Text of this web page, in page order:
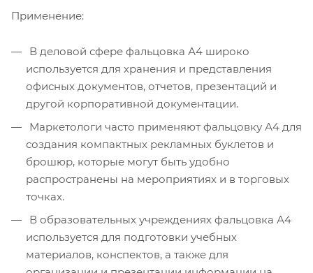
Применение:
В деловой сфере фальцовка А4 широко
используется для хранения и представления
офисных документов, отчетов, презентаций и
другой корпоративной документации.
Маркетологи часто применяют фальцовку А4 для
создания компактных рекламных буклетов и
брошюр, которые могут быть удобно
распространены на мероприятиях и в торговых
точках.
В образовательных учреждениях фальцовка А4
используется для подготовки учебных
материалов, конспектов, а также для